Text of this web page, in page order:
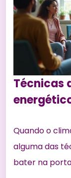
Técnicas
Quando o
alguma das
bater na